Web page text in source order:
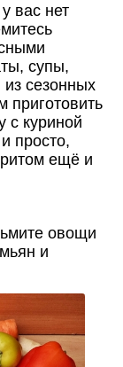
вас нет
супы,
из сезонных
с куриной
просто,
ещё и
овощи
и